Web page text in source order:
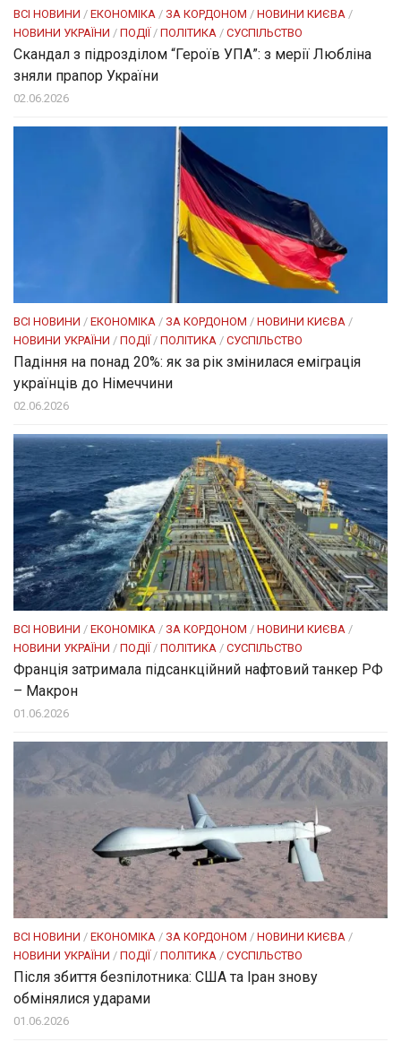
ВСІ НОВИНИ / ЕКОНОМІКА / ЗА КОРДОНОМ / НОВИНИ КИЄВА /
НОВИНИ УКРАЇНИ / ПОДІЇ / ПОЛІТИКА / СУСПІЛЬСТВО
Скандал з підрозділом “Героїв УПА”: з мерії Любліна
зняли прапор України
02.06.2026
ВСІ НОВИНИ / ЕКОНОМІКА / ЗА КОРДОНОМ / НОВИНИ КИЄВА /
НОВИНИ УКРАЇНИ / ПОДІЇ / ПОЛІТИКА / СУСПІЛЬСТВО
Падіння на понад 20%: як за рік змінилася еміграція
українців до Німеччини
02.06.2026
ВСІ НОВИНИ / ЕКОНОМІКА / ЗА КОРДОНОМ / НОВИНИ КИЄВА /
НОВИНИ УКРАЇНИ / ПОДІЇ / ПОЛІТИКА / СУСПІЛЬСТВО
Франція затримала підсанкційний нафтовий танкер РФ
– Макрон
01.06.2026
ВСІ НОВИНИ / ЕКОНОМІКА / ЗА КОРДОНОМ / НОВИНИ КИЄВА /
НОВИНИ УКРАЇНИ / ПОДІЇ / ПОЛІТИКА / СУСПІЛЬСТВО
Після збиття безпілотника: США та Іран знову
обмінялися ударами
01.06.2026